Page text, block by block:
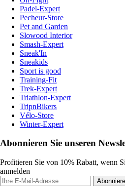
Padel-Expert
Pecheur-Store
Pet and Garden
Slowood Interior
Smash-Expert
Sneak'In
Sneakids
Sport is good
Training-Fit
Trek-Expert
Triathlon-Expert
TripnBikers
Vélo-Store
Winter-Expert
Abonnieren Sie unseren
Profitieren Sie von 10% Rabatt, wenn
anmelden